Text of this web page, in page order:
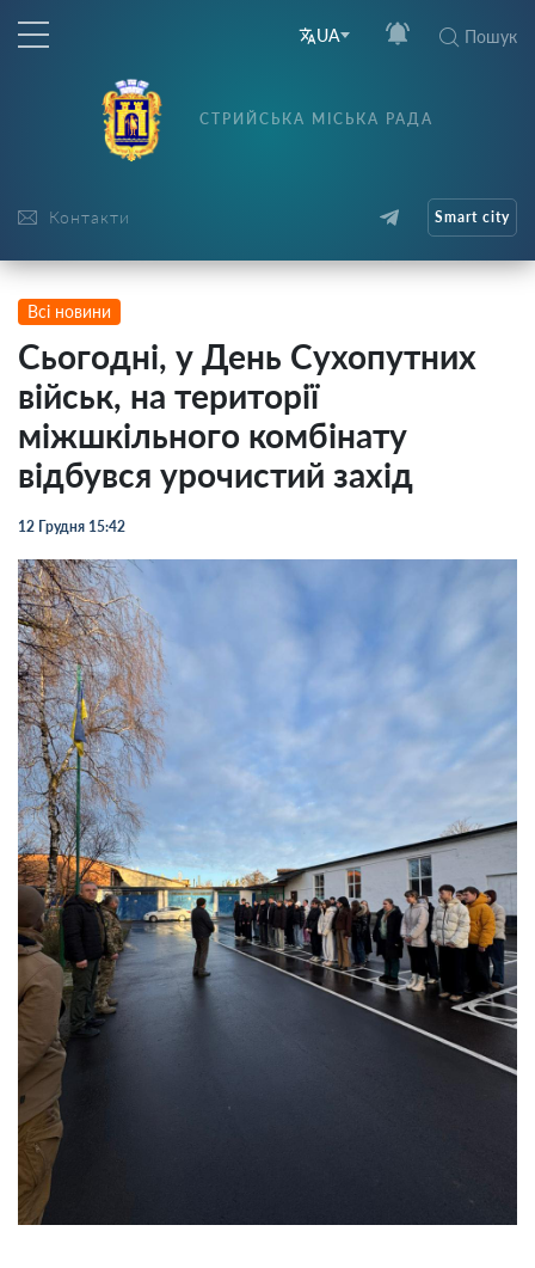
UA Пошук
Контакти
СТРИЙСЬКА МІСЬКА РАДА
Smart city
Всі новини
Сьогодні, у День Сухопутних
військ, на території
міжшкільного комбінату
відбувся урочистий захід
12 Грудня 15:42